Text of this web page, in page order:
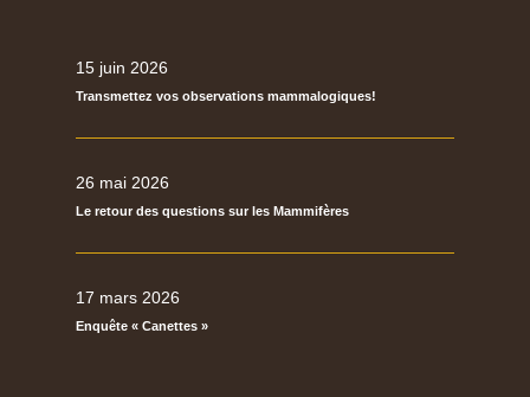
15 juin 2026
Transmettez vos observations mammalogiques!
26 mai 2026
Le retour des questions sur les Mammifères
17 mars 2026
Enquête « Canettes »